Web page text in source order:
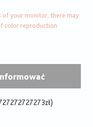
of your monitor, there may
color reproduction